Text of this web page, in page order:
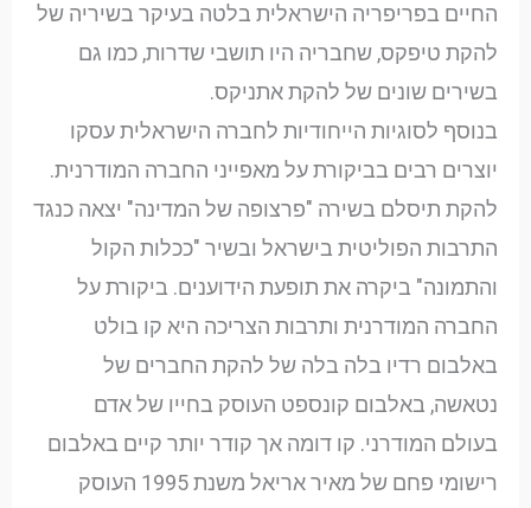
החיים בפריפריה הישראלית בלטה בעיקר בשיריה של
להקת טיפקס, שחבריה היו תושבי שדרות, כמו גם
בשירים שונים של להקת אתניקס.
בנוסף לסוגיות הייחודיות לחברה הישראלית עסקו
יוצרים רבים בביקורת על מאפייני החברה המודרנית.
להקת תיסלם בשירה "פרצופה של המדינה" יצאה כנגד
התרבות הפוליטית בישראל ובשיר "ככלות הקול
והתמונה" ביקרה את תופעת הידוענים. ביקורת על
החברה המודרנית ותרבות הצריכה היא קו בולט
באלבום רדיו בלה בלה של להקת החברים של
נטאשה, באלבום קונספט העוסק בחייו של אדם
בעולם המודרני. קו דומה אך קודר יותר קיים באלבום
רישומי פחם של מאיר אריאל משנת 1995 העוסק